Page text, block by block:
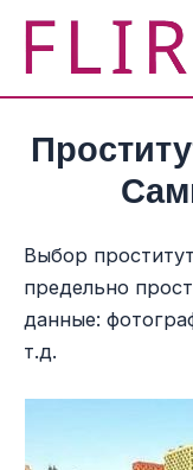
Перейти
содержимому
Выбор
предельно
данные:
т.д.